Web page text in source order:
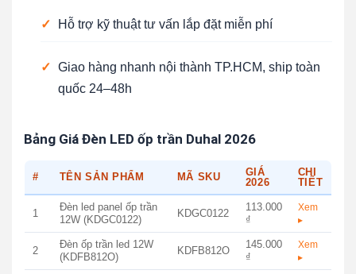
✓ Hỗ trợ kỹ thuật tư vấn lắp đặt miễn phí
✓ Giao hàng nhanh nội thành TP.HCM, ship toàn
quốc 24–48h
Bảng Giá Đèn LED ốp trần Duhal 2026
# TÊN SẢN PHẨM MÃ SKU
GIÁ
2026
CHI
TIẾT
1
Đèn led panel ốp trần
12W (KDGC0122)
KDGC0122
113.000
₫
Xem
▸
2
Đèn ốp trần led 12W
(KDFB812O)
KDFB812O
145.000
₫
Xem
▸